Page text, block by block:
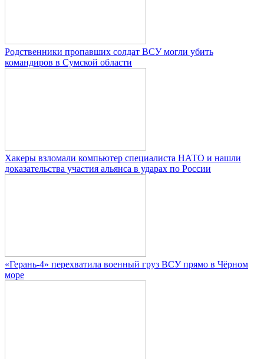
Родственники пропавших солдат ВСУ могли убить
командиров в Сумской области
Хакеры взломали компьютер специалиста НАТО и нашли
доказательства участия альянса в ударах по России
«Герань-4» перехватила военный груз ВСУ прямо в Чёрном
море